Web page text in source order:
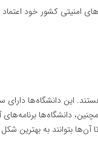
امنیتی کشور خود
این دانشگاه‌ها
دانشگاه‌ها
آن‌ها بتوانند به بهترین